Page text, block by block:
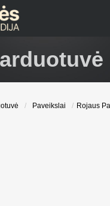
/ Paveikslai / Rojaus